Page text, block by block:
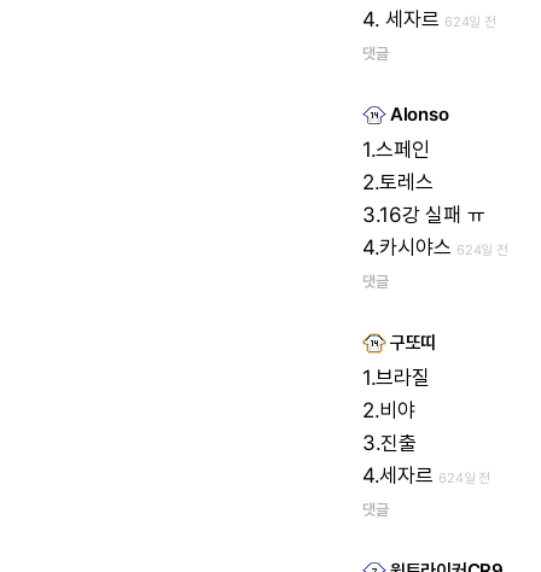
4.세자르 624일 전
댓글
Alonso
1.스페인
2.토레스
3.16강실패 ㅠ
4.카시야스 624일 전
댓글
구또띠
1.브라질
2.비야
3.진출
4.세자르 624일 전
댓글